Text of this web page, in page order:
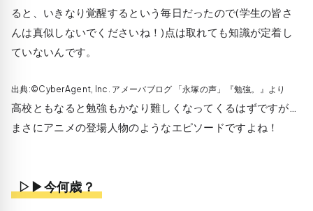
ると、いきなり覚醒するという毎日だったので(学生の皆さ
んは真似しないでくださいね！)点は取れても知識が定着し
ていないんです。
出典:©CyberAgent, Inc. アメーバブログ 「永塚の声」『勉強。』より
高校ともなると勉強もかなり難しくなってくるはずですが…
まさにアニメの登場人物のようなエピソードですよね！
▷▶今何歳？